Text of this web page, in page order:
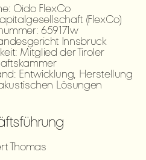
Oido FlexCo
(FlexCo)
659171w
Innsbruck
Mitglied der Tiroler
Entwicklung, Herstellung
Lösungen
Thomas